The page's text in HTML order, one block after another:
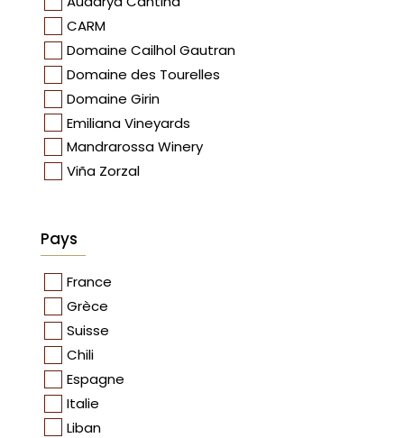
CARM
Domaine Cailhol Gautran
Domaine des Tourelles
Domaine Girin
Emiliana Vineyards
Mandrarossa Winery
Viña Zorzal
Pays
France
Grèce
Suisse
Chili
Espagne
Italie
Liban